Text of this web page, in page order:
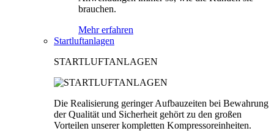
brauchen.
Mehr erfahren
Startluftanlagen
STARTLUFTANLAGEN
Die Realisierung geringer Aufbauzeiten bei Bewahrung
der Qualität und Sicherheit gehört zu den großen
Vorteilen unserer kompletten Kompressoreinheiten.